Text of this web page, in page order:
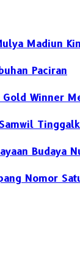
Madiun
Paciran
Winner
Budaya
Nomor